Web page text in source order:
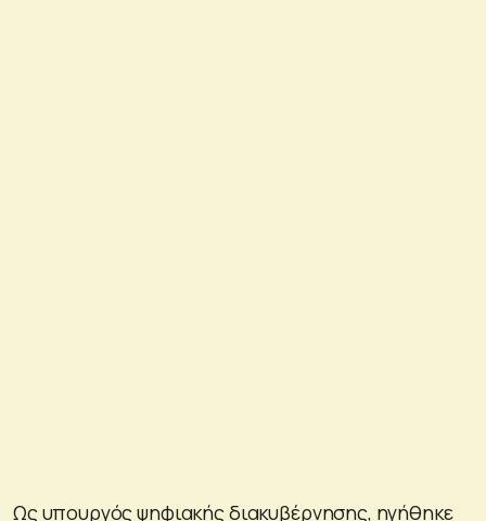
Ως υπουργός ψηφιακής διακυβέρνησης, ηγήθηκε